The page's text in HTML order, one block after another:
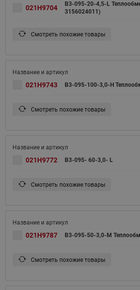
021H9704
B3-095-20-4,5-L
3156024011)
Смотреть похожие товары
021H9743 B3-095-100-3,0-H
Смотреть похожие товары
021H9772 B3-095- 60-3,0- L
Смотреть похожие товары
021H9787 B3-095-50-3,0-M
Смотреть похожие товары